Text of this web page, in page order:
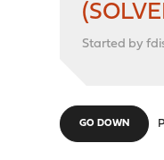
Started by
GO DOWN